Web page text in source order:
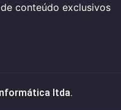
conteúdo exclusivos
ltda.